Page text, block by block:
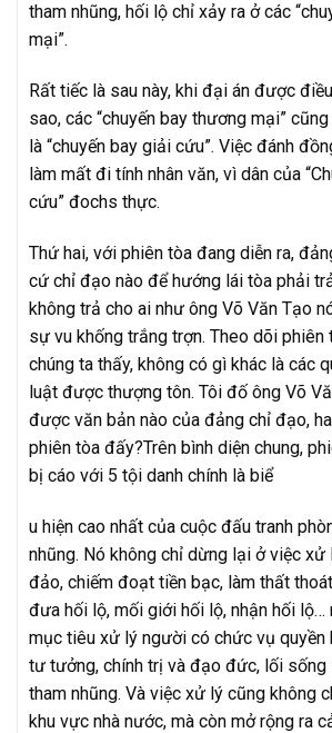
tham nhũng, hối lộ chỉ xảy ra ở các
mại”.
Rất tiếc là sau này, khi đại án được
sao, các “chuyến bay thương mại”
là “chuyến bay giải cứu”. Việc đánh
làm mất đi tính nhân văn, vì dân của
cứu” đochs thực.
Thứ hai, với phiên tòa đang diễn ra,
cứ chỉ đạo nào để hướng lái tòa phải
không trả cho ai như ông Võ Văn Tạo
sự vu khống trắng trợn. Theo dõi phiên
chúng ta thấy, không có gì khác là các
luật được thượng tôn. Tôi đố ông Võ
được văn bản nào của đảng chỉ đạo,
phiên tòa đấy?Trên bình diện chung,
bị cáo với 5 tội danh chính là biể
u hiện cao nhất của cuộc đấu tranh
nhũng. Nó không chỉ dừng lại ở việc xử
đảo, chiếm đoạt tiền bạc, làm thất
đưa hối lộ, mối giới hối lộ, nhận hối lộ…
mục tiêu xử lý người có chức vụ quyền
tư tưởng, chính trị và đạo đức, lối
tham nhũng. Và việc xử lý cũng không
khu vực nhà nước, mà còn mở rộng ra